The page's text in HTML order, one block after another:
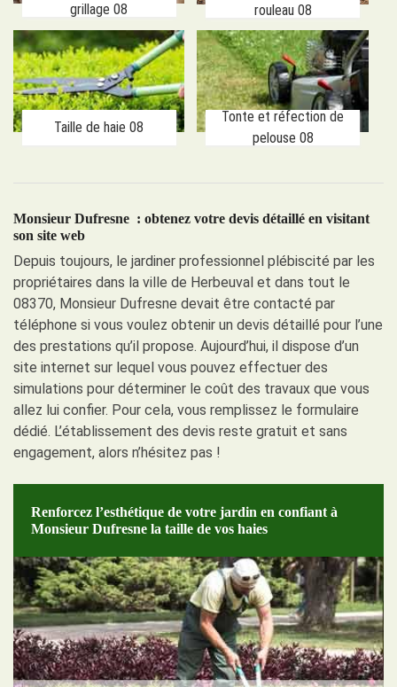
grillage 08
rouleau 08
Taille de haie 08
Tonte et réfection de
pelouse 08
Monsieur Dufresne : obtenez votre devis détaillé en visitant
son site web
Depuis toujours, le jardiner professionnel plébiscité par les
propriétaires dans la ville de Herbeuval et dans tout le
08370, Monsieur Dufresne devait être contacté par
téléphone si vous voulez obtenir un devis détaillé pour l’une
des prestations qu’il propose. Aujourd’hui, il dispose d’un
site internet sur lequel vous pouvez effectuer des
simulations pour déterminer le coût des travaux que vous
allez lui confier. Pour cela, vous remplissez le formulaire
dédié. L’établissement des devis reste gratuit et sans
engagement, alors n’hésitez pas !
Renforcez l’esthétique de votre jardin en confiant à
Monsieur Dufresne la taille de vos haies